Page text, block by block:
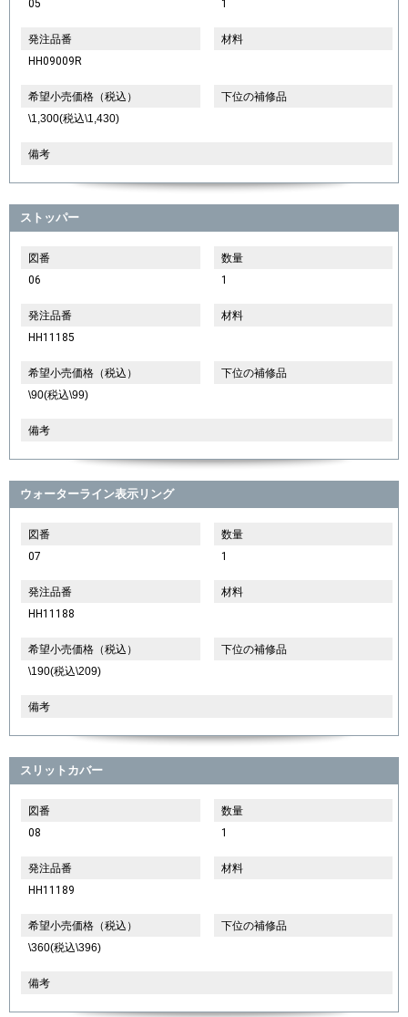
05 1
発注品番
HH09009R
材料
希望小売価格（税込）
\1,300(税込\1,430)
下位の補修品
備考
ストッパー
図番
06
数量
1
発注品番
HH11185
材料
希望小売価格（税込）
\90(税込\99)
下位の補修品
備考
ウォーターライン表示リング
図番
07
数量
1
発注品番
HH11188
材料
希望小売価格（税込）
\190(税込\209)
下位の補修品
備考
スリットカバー
図番
08
数量
1
発注品番
HH11189
材料
希望小売価格（税込）
\360(税込\396)
下位の補修品
備考